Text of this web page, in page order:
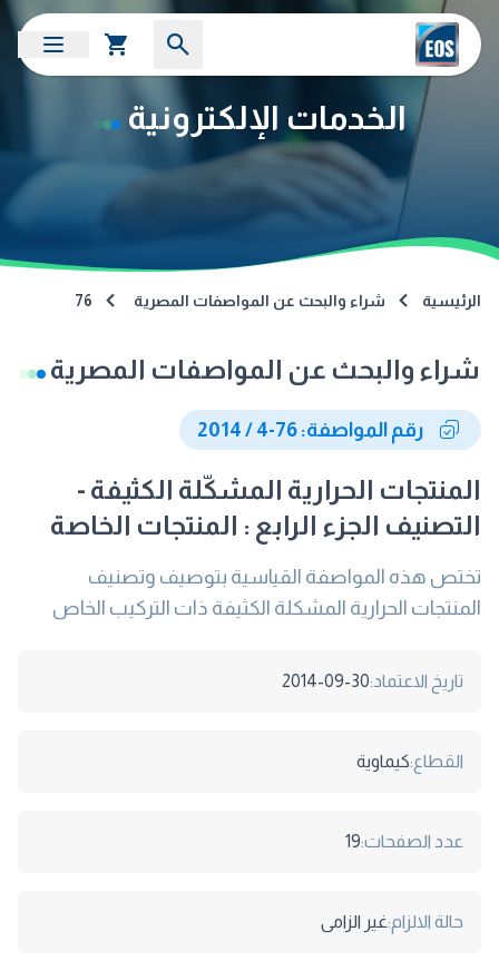
الخدمات الإلكترونية
الرئيسية شراء والبحث عن المواصفات المصرية 76
شراء والبحث عن المواصفات المصرية
رقم المواصفة: 76-4 / 2014
المنتجات الحرارية المشكّلة الكثيفة -
التصنيف الجزء الرابع : المنتجات الخاصة
تختص هذه المواصفة القياسية بتوصيف وتصنيف
المنتجات الحرارية المشكلة الكثيفة ذات التركيب الخاص
تاريخ الاعتماد:2014-09-30
القطاع:كيماوية
عدد الصفحات:19
حالة الالزام:غير الزامى